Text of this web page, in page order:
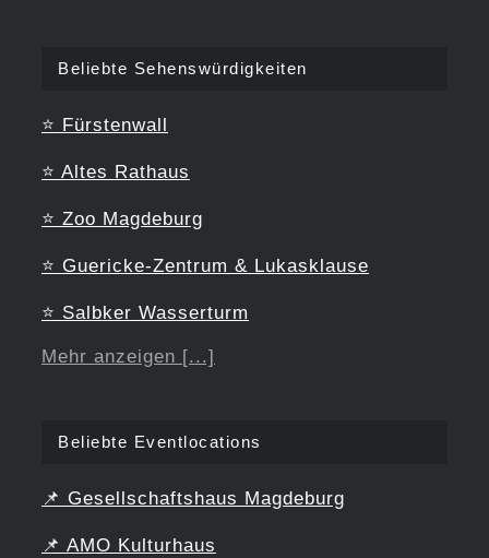
Beliebte Sehenswürdigkeiten
⭐ Fürstenwall
⭐ Altes Rathaus
⭐ Zoo Magdeburg
⭐ Guericke-Zentrum & Lukasklause
⭐ Salbker Wasserturm
Mehr anzeigen [...]
Beliebte Eventlocations
📌 Gesellschaftshaus Magdeburg
📌 AMO Kulturhaus